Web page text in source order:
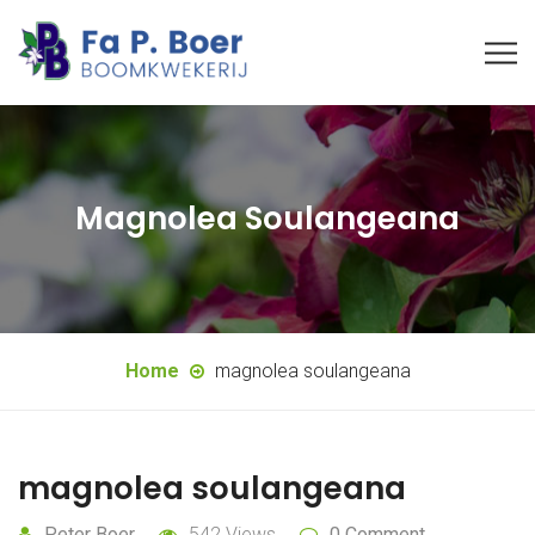
Magnolea Soulangeana
Home magnolea soulangeana
magnolea soulangeana